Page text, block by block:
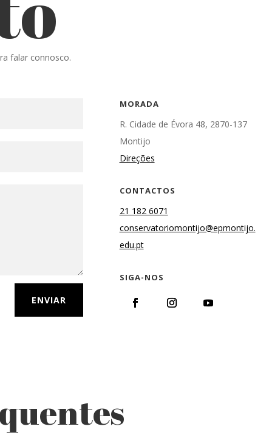
falar connosco.
ENVIAR
MORADA
R. Cidade de Évora 48, 2870-137
Montijo
Direções
CONTACTOS
21 182 6071
conservatoriomontijo@epmontijo.
edu.pt
SIGA-NOS